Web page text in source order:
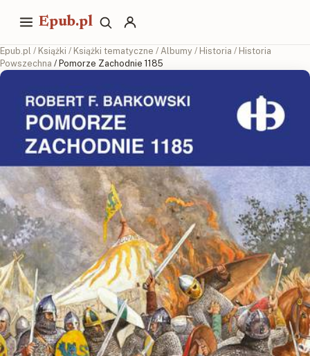
Epub.pl
Epub.pl / Książki / Książki tematyczne / Albumy / Historia / Historia
Powszechna / Pomorze Zachodnie 1185